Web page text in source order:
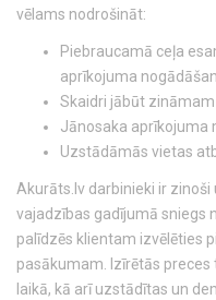
vēlams nodrošināt:
Piebraucamā ceļa
aprīkojuma
Skaidri jābūt
Jānosaka aprīkojuma
Uzstādāmās vietas
Akurāts.lv darbinieki ir zinoši
vajadzības gadījumā sniegs
palīdzēs klientam izvēlēties
pasākumam. Izīrētās
laikā, kā arī uzstādītas un